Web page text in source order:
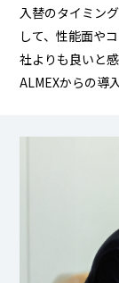
入替のタイミン
して、性能面や
社よりも良いと
ALMEXからの導